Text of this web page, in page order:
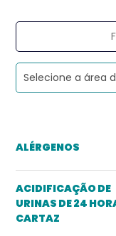
ALÉRGENOS
ACIDIFICAÇÃO DE
URINAS DE 24
CARTAZ